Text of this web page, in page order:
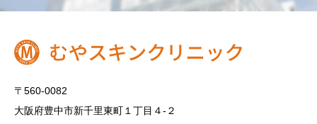
〒560-0082
大阪府豊中市新千里東町１丁目４‐２